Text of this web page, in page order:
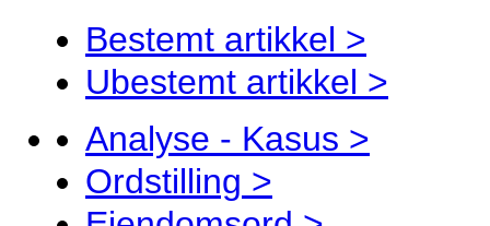
Bestemt artikkel >
Ubestemt artikkel >
Analyse - Kasus >
Ordstilling >